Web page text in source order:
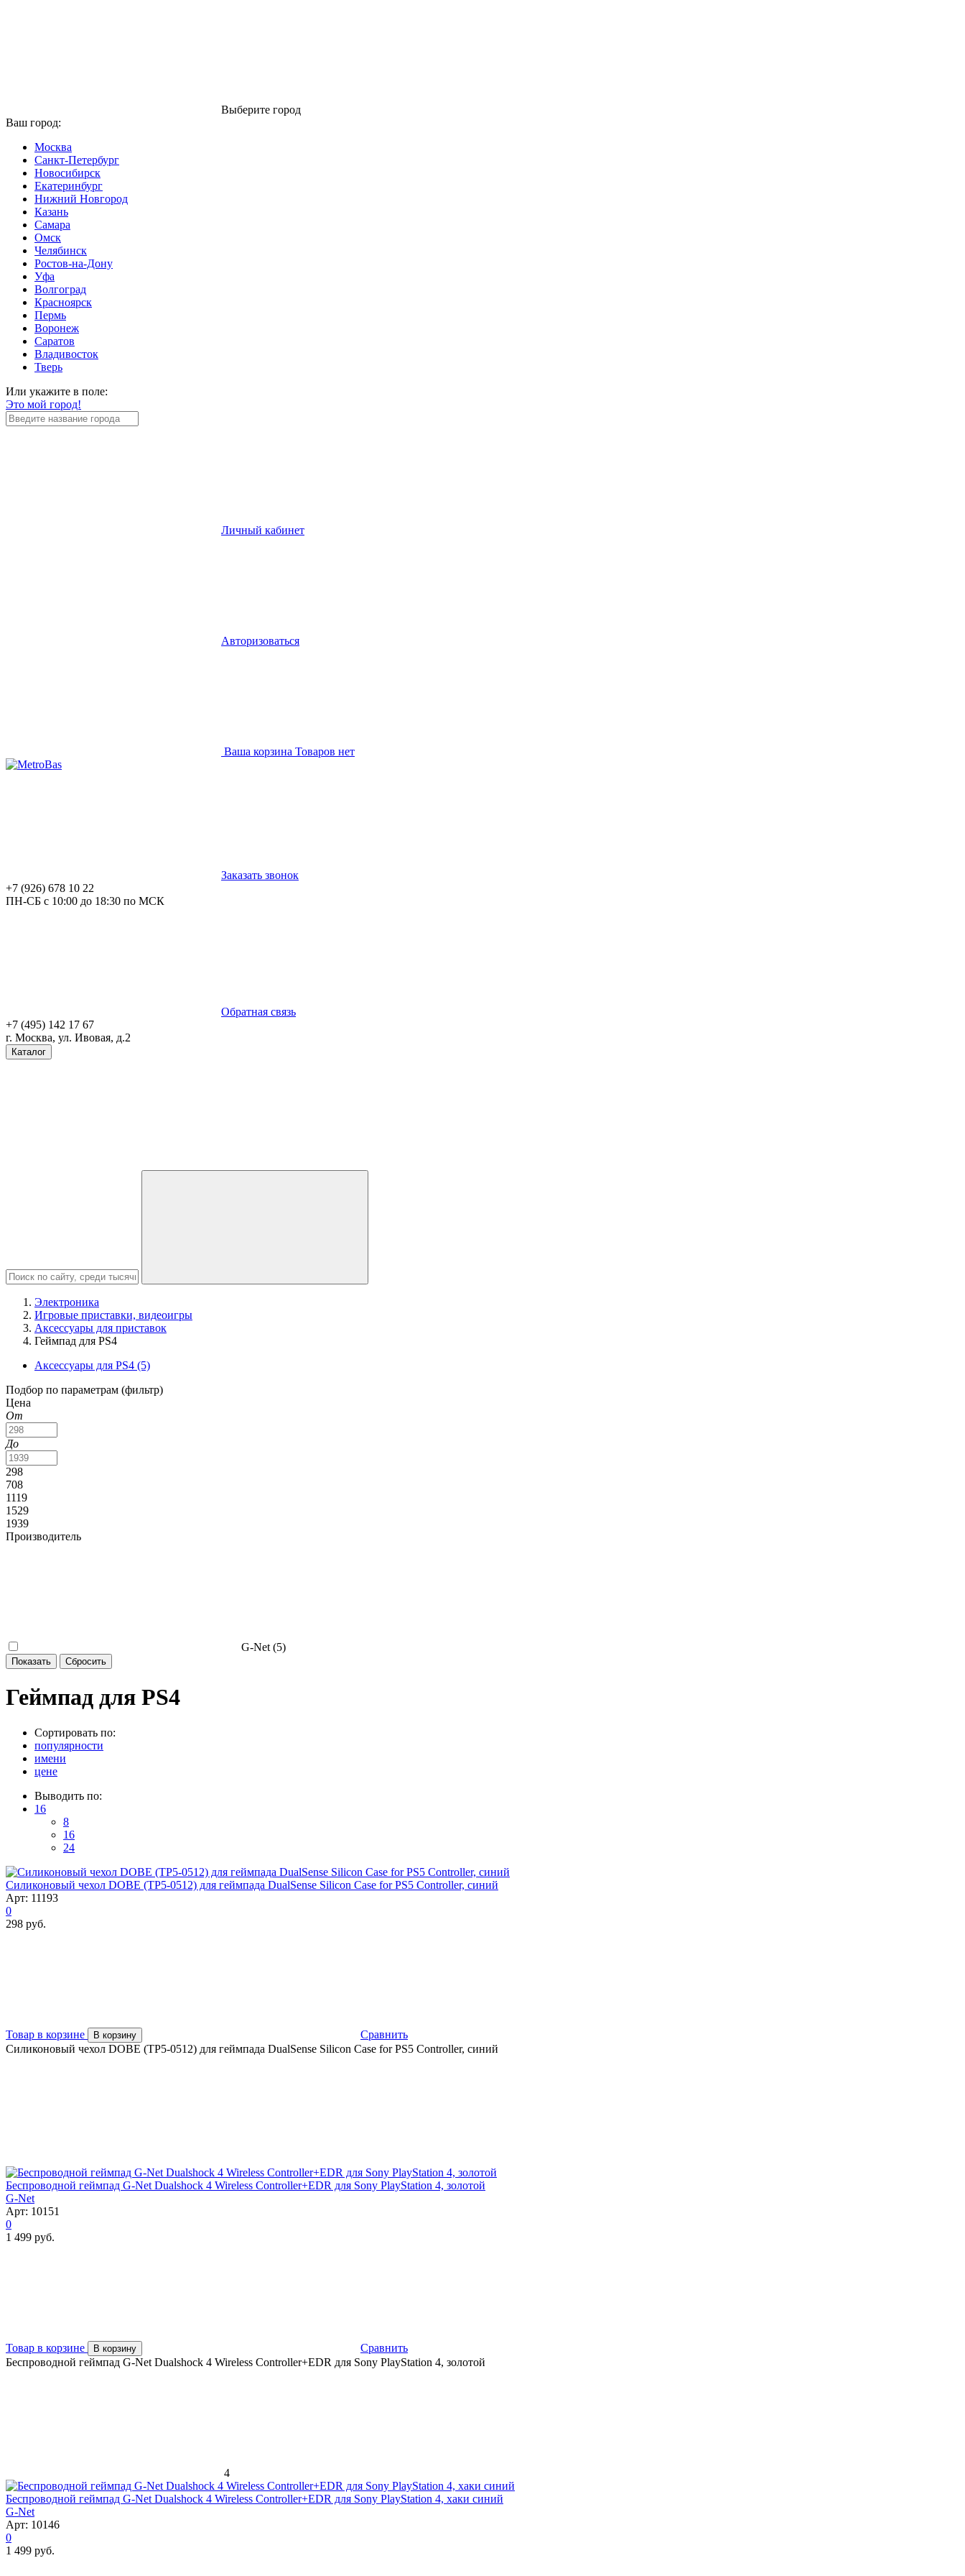
Выберите город
Ваш город:
Москва
Санкт-Петербург
Новосибирск
Екатеринбург
Нижний Новгород
Казань
Самара
Омск
Челябинск
Ростов-на-Дону
Уфа
Волгоград
Красноярск
Пермь
Воронеж
Саратов
Владивосток
Тверь
Или укажите в поле:
Это мой город!
Личный кабинет
Авторизоваться
Ваша корзина Товаров нет
Заказать звонок
+7 (926) 678 10 22
ПН-СБ с 10:00 до 18:30 по МСК
Обратная связь
+7 (495) 142 17 67
г. Москва, ул. Ивовая, д.2
Каталог
Электроника
Игровые приставки, видеоигры
Аксессуары для приставок
Геймпад для PS4
Аксессуары для PS4 (5)
Подбор по параметрам (фильтр)
Цена
От
До
298
708
1119
1529
1939
Производитель
G-Net (5)
Геймпад для PS4
Сортировать по:
популярности
имени
цене
Выводить по:
16
8
16
24
Силиконовый чехол DOBE (TP5-0512) для геймпада DualSense Silicon Case for PS5 Controller, синий
Арт: 11193
0
298 руб.
Товар в корзине В корзину
Сравнить
Силиконовый чехол DOBE (TP5-0512) для геймпада DualSense Silicon Case for PS5 Controller, синий
Беспроводной геймпад G-Net Dualshock 4 Wireless Controller+EDR для Sony PlayStation 4, золотой
G-Net
Арт: 10151
0
1 499 руб.
Товар в корзине В корзину
Сравнить
Беспроводной геймпад G-Net Dualshock 4 Wireless Controller+EDR для Sony PlayStation 4, золотой
4
Беспроводной геймпад G-Net Dualshock 4 Wireless Controller+EDR для Sony PlayStation 4, хаки синий
G-Net
Арт: 10146
0
1 499 руб.